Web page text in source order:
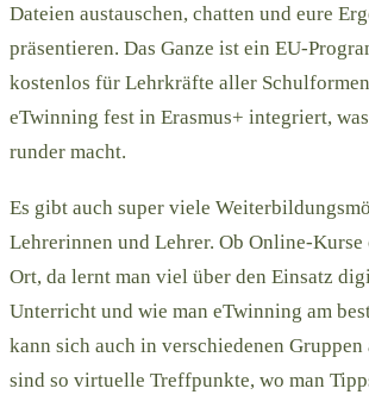
Dateien austauschen, chatten und eure
präsentieren. Das Ganze ist ein EU-
kostenlos für Lehrkräfte aller
eTwinning fest in Erasmus+ integriert,
runder macht.
Es gibt auch super viele
Lehrerinnen und Lehrer. Ob Online-
Ort, da lernt man viel über den Einsatz
Unterricht und wie man eTwinning am
kann sich auch in verschiedenen Gruppen
sind so virtuelle Treffpunkte, wo man